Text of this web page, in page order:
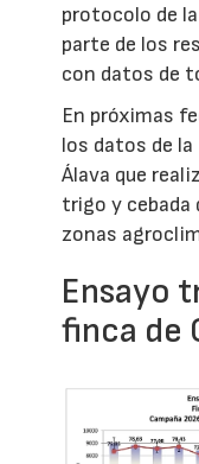
protocolo de
parte de los
con datos de
En próximas
los datos de la
Álava que
trigo y cebada
zonas
Ensayo
finca de